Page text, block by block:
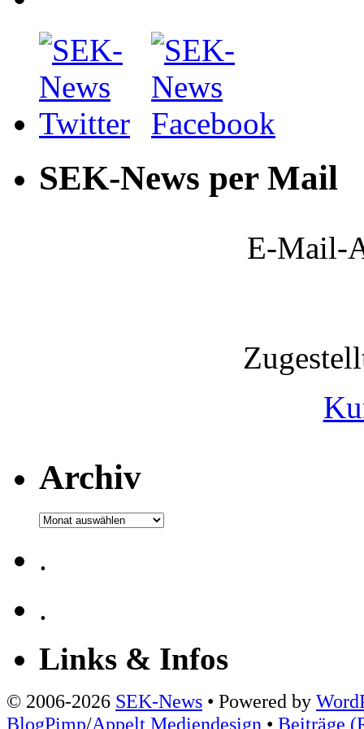
SEK-News per Mail
E-Mail-
Archiv
Archiv
.
.
Links & Infos
© 2006-2026 SEK-News • Powered by
BlogPimp/Appelt Mediendesign • Beiträge